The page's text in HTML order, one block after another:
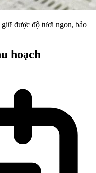
giữ được độ tươi ngon, bảo
hoạch